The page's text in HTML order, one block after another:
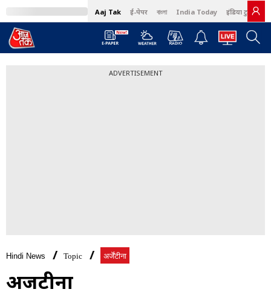
Aaj Tak ई-पेपर বাংলা India Today इंडिया टुडे हिंदी
ADVERTISEMENT
Hindi News Topic अर्जेंटीना
अर्जेंटीना